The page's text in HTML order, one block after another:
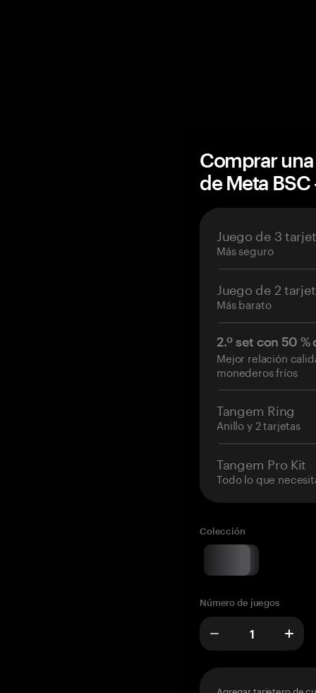
Comprar
de Meta
Juego de 3
Más seguro
Juego de 2
Más barato
2.º set con 50
Mejor relación
monederos fríos
Tangem Ring
Anillo y 2 tarjetas
Tangem Pro Kit
Todo lo que
Colección
Número de juegos
Agregar tarjetero de